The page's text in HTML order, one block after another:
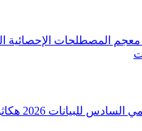
معجم المصطلحات الإحصائية
السادس للبيانات 2026